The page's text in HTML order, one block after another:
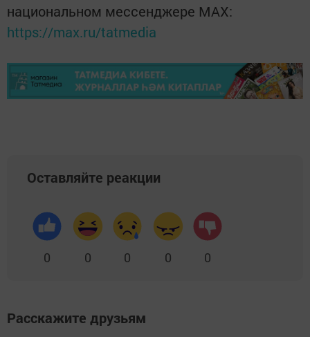
национальном мессенджере MАХ:
https://max.ru/tatmedia
Оставляйте реакции
0 0 0 0 0
Расскажите друзьям